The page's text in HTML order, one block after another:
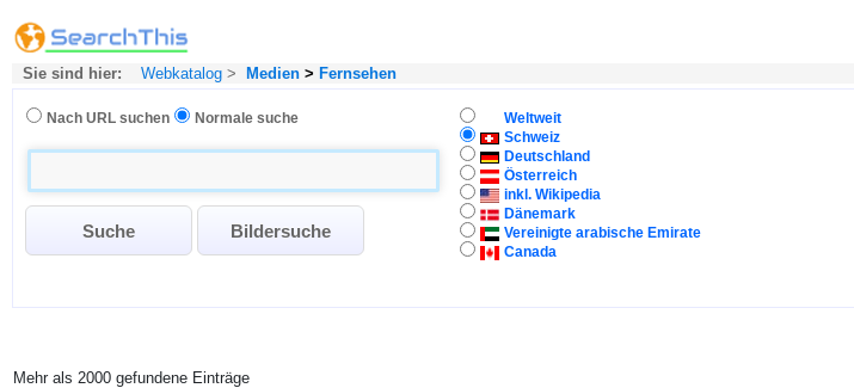
Sie sind hier: Webkatalog > Medien > Fernsehen
Nach URL suchen Normale suche
Weltweit
Schweiz
Deutschland
Österreich
inkl. Wikipedia
Dänemark
Vereinigte arabische Emirate
Canada
Mehr als 2000 gefundene Einträge